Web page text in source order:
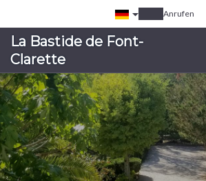
Anrufen
La Bastide de Font-
Clarette